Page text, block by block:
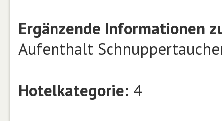
Ergänzende Informationen
Aufenthalt
Hotelkategorie: 4